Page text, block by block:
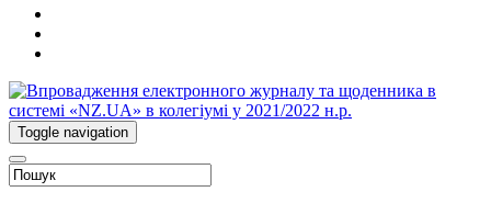
Toggle navigation